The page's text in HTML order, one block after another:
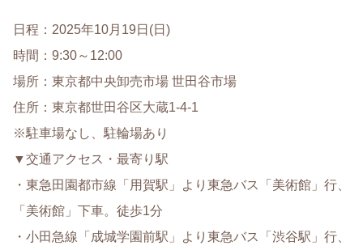
日程：2025年10月19日(日)
時間：9:30～12:00
場所：東京都中央卸売市場 世田谷市場
住所：東京都世田谷区大蔵1-4-1
※駐車場なし、駐輪場あり
▼交通アクセス・最寄り駅
・東急田園都市線「用賀駅」より東急バス「美術館」行、
「美術館」下車。徒歩1分
・小田急線「成城学園前駅」より東急バス「渋谷駅」行、